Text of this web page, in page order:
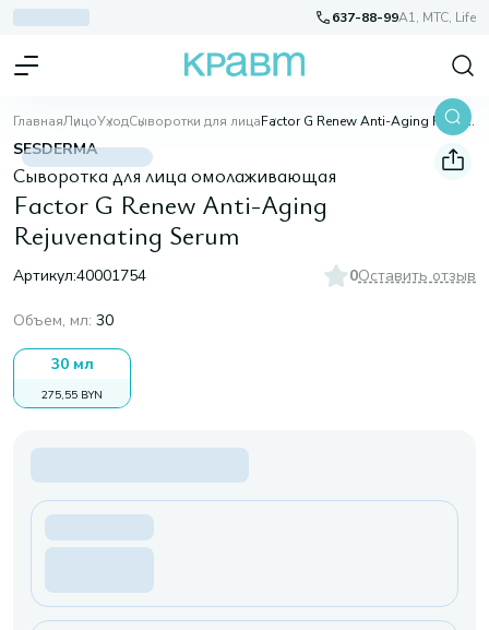
637-88-99A1, МТС, Life
ГлавнаяЛицоУходСыворотки для лица Factor G Renew Anti-Aging Rejuvenating Serum
SESDERMA
Сыворотка для лица омолаживающая
Factor G Renew Anti-Aging
Rejuvenating Serum
Артикул:40001754 0Оставить отзыв
Объем, мл: 30
30 мл
275,55 BYN